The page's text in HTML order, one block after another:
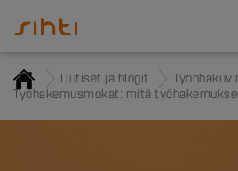
Uutiset ja blogit
Työhakemusmokat: mitä